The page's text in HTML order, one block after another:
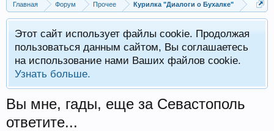
Главная Форум Прочее Курилка "Диалоги о Бухалке"
Этот сайт использует файлы cookie. Продолжая
пользоваться данным сайтом, Вы соглашаетесь
на использование нами Ваших файлов cookie.
Узнать больше.
Вы мне, гады, еще за Севастополь
ответите...